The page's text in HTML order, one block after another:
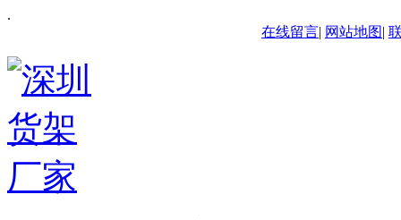
.
在线留言| 网站地图|